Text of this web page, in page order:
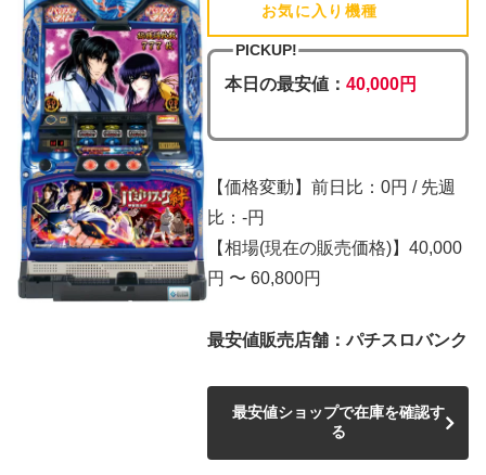
お気に入り機種
PICKUP!
本日の最安値：40,000円
【価格変動】前日比：0円 / 先週
比：-円
【相場(現在の販売価格)】40,000
円 〜 60,800円
最安値販売店舗：パチスロバンク
最安値ショップで在庫を確認す
る